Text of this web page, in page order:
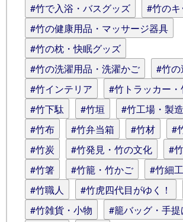
#竹で入浴・バスグッズ
#竹の
#竹の健康用品・マッサージ器具
#竹の枕・快眠グッズ
#竹の洗濯用品・洗濯かご
#竹
#竹インテリア
#竹トラッカー
#竹下駄
#竹垣
#竹工場・製
#竹布
#竹弁当箱 #竹材
#
#竹炭
#竹発見・竹の文化
#
#竹箸
#竹籠・竹かご
#竹細
#竹職人
#竹虎四代目がゆく！
#竹雑貨・小物
#籠バッグ・手